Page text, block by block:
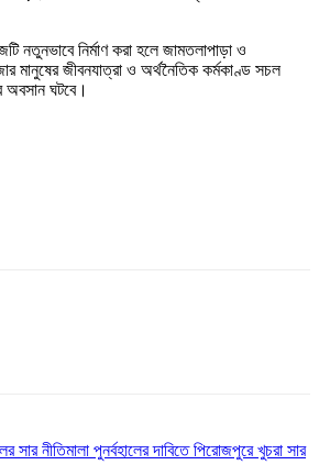
নতুনভাবে নির্মাণ করা হলে জামতলাপাড়া ও
মানুষের জীবনযাত্রা ও অর্থনৈতিক কর্মকাণ্ড সচল
অবসান ঘটবে।
সার নীতিমালা পুনর্বহালের দাবিতে পিরোজপুরে খুচরা সার